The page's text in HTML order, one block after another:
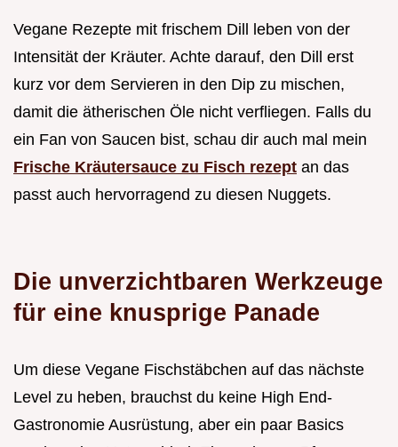
Vegane Rezepte mit frischem Dill leben von der
Intensität der Kräuter. Achte darauf, den Dill erst
kurz vor dem Servieren in den Dip zu mischen,
damit die ätherischen Öle nicht verfliegen. Falls du
ein Fan von Saucen bist, schau dir auch mal mein
Frische Kräutersauce zu Fisch rezept an das
passt auch hervorragend zu diesen Nuggets.
Die unverzichtbaren Werkzeuge
für eine knusprige Panade
Um diese Vegane Fischstäbchen auf das nächste
Level zu heben, brauchst du keine High End-
Gastronomie Ausrüstung, aber ein paar Basics